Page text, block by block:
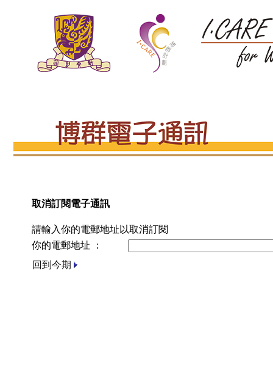
取消訂閱電子通訊
請輸入你的電郵地址以取消訂閱
你的電郵地址 ：
回到今期